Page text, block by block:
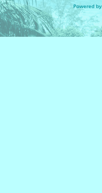
Powered by